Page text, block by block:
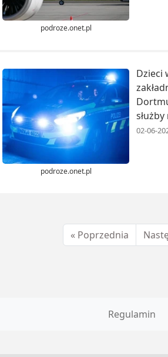
podroze.onet.pl
podroze.onet.pl
Dzieci
02-06-
« Poprzednia
Regulamin